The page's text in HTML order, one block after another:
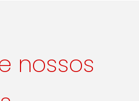
nossos